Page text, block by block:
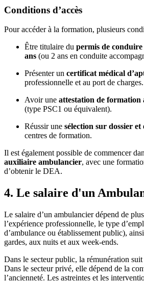
Conditions d’accès
Pour accéder à la formation, plusieurs
Être titulaire du permis de
ans (ou 2 ans en conduite
Présenter un certificat médical
professionnelle et au port de charges.
Avoir une attestation de formation
(type PSC1 ou équivalent).
Réussir une sélection sur dossier et
centres de formation.
Il est également possible de commencer
auxiliaire ambulancier, avec une
d’obtenir le DEA.
4. Le salaire d'un
Le salaire d’un ambulancier dépend de
l’expérience professionnelle, le type
d’ambulance ou établissement public),
gardes, aux nuits et aux week-ends.
Dans le secteur public, la rémunération
Dans le secteur privé, elle dépend de la
l’ancienneté. Les astreintes et les